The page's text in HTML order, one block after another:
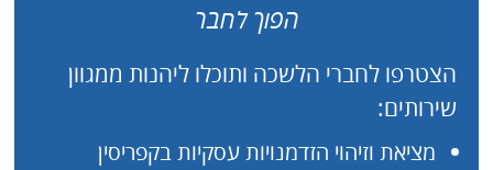
הפוך לחבר
הצטרפו לחברי הלשכה ותוכלו ליהנות ממגוון
שירותים:
מציאת וזיהוי הזדמנויות עסקיות בקפריסין